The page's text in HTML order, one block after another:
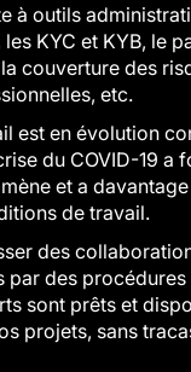
à outils
KYC et KYB, le
couverture des
etc.
est en évolution
du COVID-19 a
et a
de travail.
des
par des
sont prêts et
projets, sans